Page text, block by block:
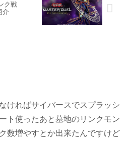
ク戦
介
ければサイバースでスプラッシ
ト使ったあと墓地のリンクモン
数増やすとか出来たんですけど